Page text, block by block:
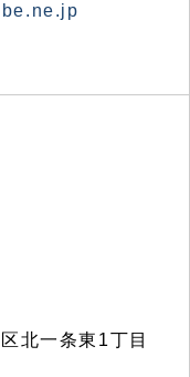
北一条東1丁目